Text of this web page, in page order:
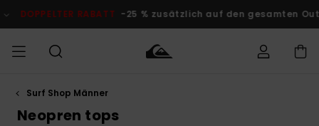
Produkt
springen
DOPPELTER RABATT -25 % zusätzlich auf den gesamten
MÄNNER
Surf Shop Männer
Neopren tops